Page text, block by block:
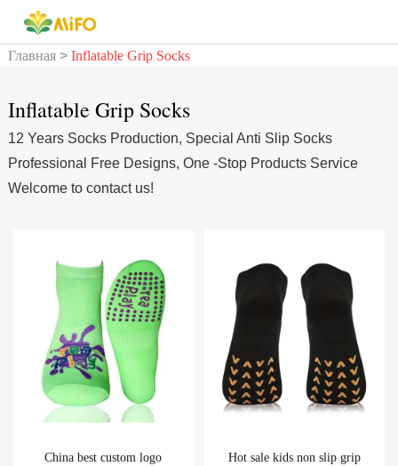
Главная> Inflatable Grip Socks
Inflatable Grip Socks
12 Years Socks Production, Special Anti Slip Socks
Professional Free Designs, One -Stop Products Service
Welcome to contact us!
China best custom logo
Hot sale kids non slip grip